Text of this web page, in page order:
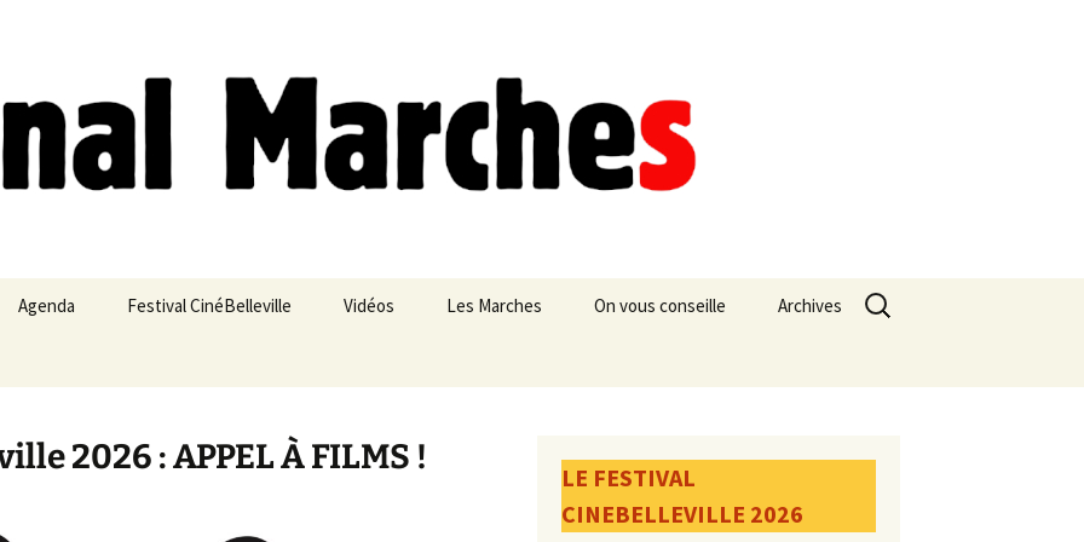
Agenda Festival CinéBelleville Vidéos Les Marches On vous conseille Archives
Rechercher :
2026 : APPEL À FILMS !
LE FESTIVAL
CINEBELLEVILLE 2026